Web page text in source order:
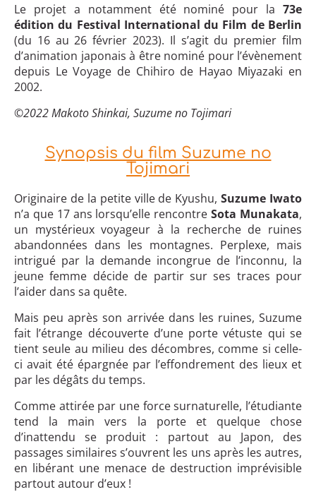
Le projet a notamment été nominé pour la 73e
édition du Festival International du Film de Berlin
(du 16 au 26 février 2023). Il s’agit du premier film
d’animation japonais à être nominé pour l’évènement
depuis Le Voyage de Chihiro de Hayao Miyazaki en
2002.
©2022 Makoto Shinkai, Suzume no Tojimari
Synopsis du film Suzume no
Tojimari
Originaire de la petite ville de Kyushu,Suzume Iwato
n’a que 17 ans lorsqu’elle rencontreSota Munakata,
un mystérieux voyageur à la recherche de ruines
abandonnées dans les montagnes. Perplexe, mais
intrigué par la demande incongrue de l’inconnu, la
jeune femme décide de partir sur ses traces pour
l’aider dans sa quête.
Mais peu après son arrivée dans les ruines, Suzume
fait l’étrange découverte d’une porte vétuste qui se
tient seule au milieu des décombres, comme si celle-
ci avait été épargnée par l’effondrement des lieux et
par les dégâts du temps.
Comme attirée par une force surnaturelle, l’étudiante
tend la main vers la porte et quelque chose
d’inattendu se produit : partout au Japon, des
passages similaires s’ouvrent les uns après les autres,
en libérant une menace de destruction imprévisible
partout autour d’eux !